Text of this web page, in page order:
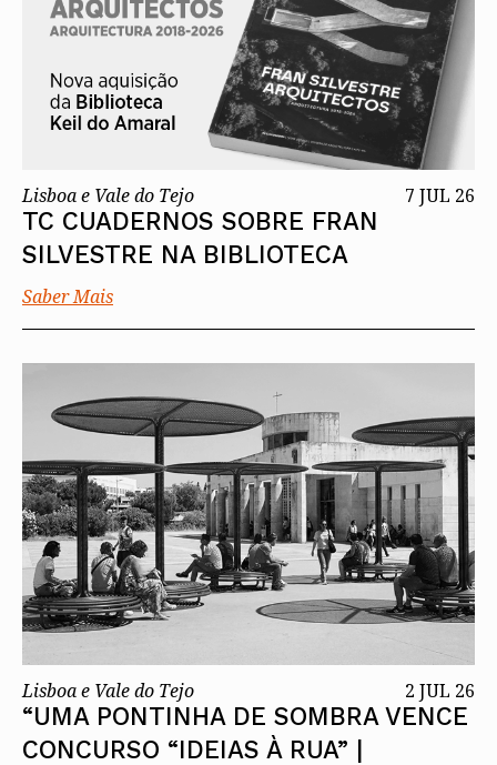
Lisboa e Vale do Tejo 7 JUL 26
TC CUADERNOS SOBRE FRAN
SILVESTRE NA BIBLIOTECA
Saber Mais
Lisboa e Vale do Tejo 2 JUL 26
“UMA PONTINHA DE SOMBRA VENCE
CONCURSO “IDEIAS À RUA” |